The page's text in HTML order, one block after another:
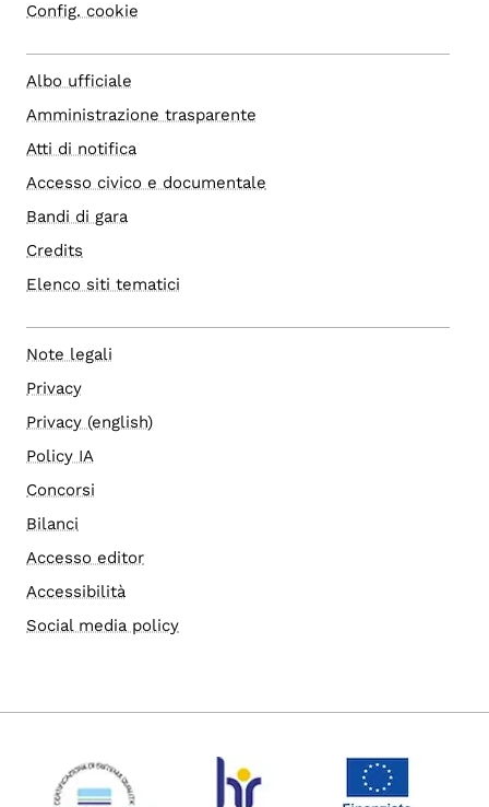
Config. cookie
Albo ufficiale
Amministrazione trasparente
Atti di notifica
Accesso civico e documentale
Bandi di gara
Credits
Elenco siti tematici
Note legali
Privacy
Privacy (english)
Policy IA
Concorsi
Bilanci
Accesso editor
Accessibilità
Social media policy